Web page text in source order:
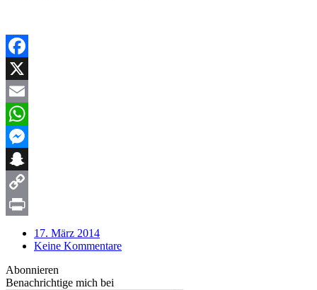
Facebook
X
Email
WhatsApp
Messenger
Snapchat
Copy
17. März 2014
Keine Kommentare
Abonnieren
Benachrichtige mich bei